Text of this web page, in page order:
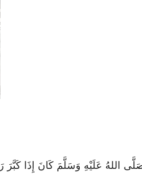
اللهُ عَلَيْهِ وَسَلَّمَ كَانَ إِذَا كَبَّرَ